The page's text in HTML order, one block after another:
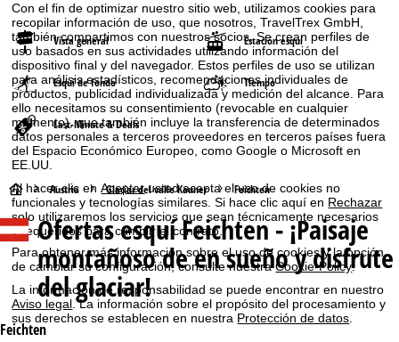
Con el fin de optimizar nuestro sitio web, utilizamos cookies para
recopilar información de uso, que nosotros, TravelTrex GmbH,
también compartimos con nuestros socios. Se crean perfiles de
uso basados en sus actividades utilizando información del
dispositivo final y del navegador. Estos perfiles de uso se utilizan
para análisis estadísticos, recomendaciones individuales de
productos, publicidad individualizada y medición del alcance. Para
ello necesitamos su consentimiento (revocable en cualquier
momento), que también incluye la transferencia de determinados
datos personales a terceros proveedores en terceros países fuera
del Espacio Económico Europeo, como Google o Microsoft en
EE.UU.
Al hacer clic enAceptarusted acepta el uso de cookies no
funcionales y tecnologías similares. Si hace clic aquí en Rechazar
solo utilizaremos los servicios que sean técnicamente necesarios
y requeridos para cumplir el contrato.
Para obtener más información sobre el uso de cookies y la opción
de cambiar su configuración, consulte nuestraCookie-Policy.
La información de responsabilidad se puede encontrar en nuestro
Aviso legal. La información sobre el propósito del procesamiento y
sus derechos se establecen en nuestra Protección de datos.
Vista general Estación esquí
Esquí de fondo Tiempo
Last-Minute & Deals
P
á
g
i
n
Austria Glaciar del valle Kauner Feichten
Ofertas esquíFeichten - ¡Paisaje
montañoso de en sueño y disfrute
del glaciar!
Feichten